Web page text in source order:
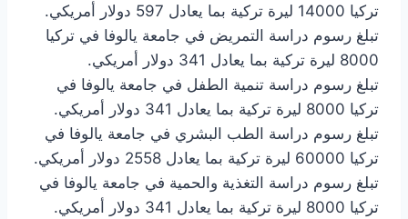
تركيا 14000 ليرة تركية بما يعادل 597 دولار أمريكي.
تبلغ رسوم دراسة التمريض في جامعة يالوفا في تركيا
8000 ليرة تركية بما يعادل 341 دولار أمريكي.
تبلغ رسوم دراسة تنمية الطفل في جامعة يالوفا في
تركيا 8000 ليرة تركية بما يعادل 341 دولار أمريكي.
تبلغ رسوم دراسة الطب البشري في جامعة يالوفا في
تركيا 60000 ليرة تركية بما يعادل 2558 دولار أمريكي.
تبلغ رسوم دراسة التغذية والحمية في جامعة يالوفا في
تركيا 8000 ليرة تركية بما يعادل 341 دولار أمريكي.